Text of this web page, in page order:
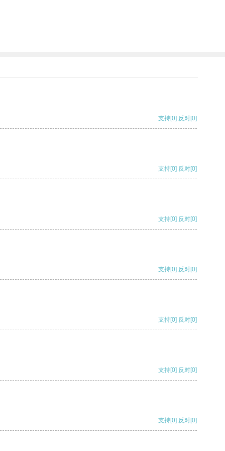
支持[0] 反对[0]
支持[0] 反对[0]
支持[0] 反对[0]
支持[0] 反对[0]
支持[0] 反对[0]
支持[0] 反对[0]
支持[0] 反对[0]